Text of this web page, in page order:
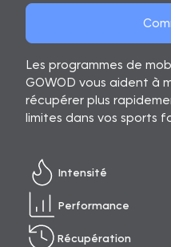
Les programmes de
GOWOD vous aident à
récupérer plus
limites dans vos sports
Intensité
Performance
Récupération